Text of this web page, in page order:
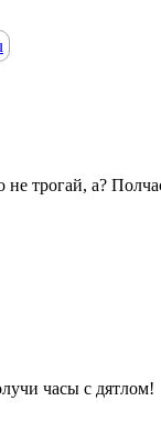
трогай, а?
часы с дятлом!